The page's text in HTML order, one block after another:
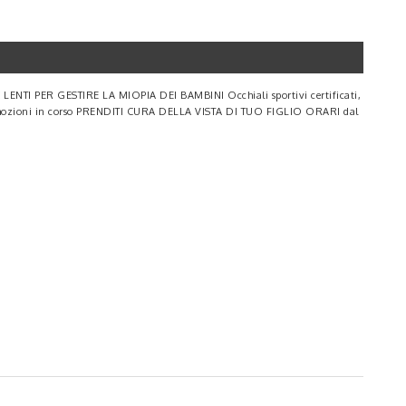
PER GESTIRE LA MIOPIA DEI BAMBINI Occhiali sportivi certificati,
in corso PRENDITI CURA DELLA VISTA DI TUO FIGLIO ORARI dal